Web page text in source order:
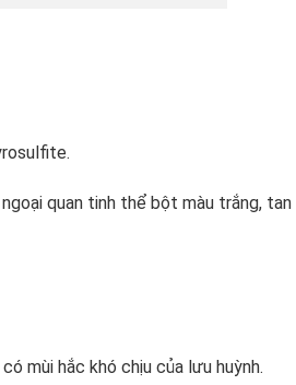
ngoại quan tinh thể bột màu trắng, tan
mùi hắc khó chịu của lưu huỳnh.